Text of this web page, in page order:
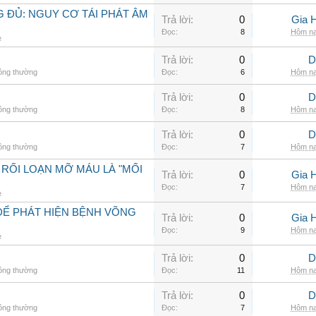
ĐỦ: NGUY CƠ TÁI PHÁT ÂM Trả lời: 0
Đọc: 8
Gia
Hôm
thường
Trả lời: 0
Đọc: 6 Hôm
thường
Trả lời: 0
Đọc: 8 Hôm
thường
Trả lời: 0
Đọc: 7 Hôm
LOẠN MỠ MÁU LÀ "MỐI Trả lời: 0
Đọc: 7
Gia
Hôm
PHÁT HIỆN BỆNH VÕNG Trả lời: 0
Đọc: 9
Gia
Hôm
thường
Trả lời: 0
Đọc: 11 Hôm
thường
Trả lời: 0
Đọc: 7 Hôm